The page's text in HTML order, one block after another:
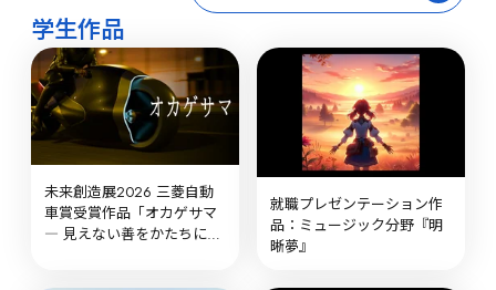
学生作品
未来創造展2026 三菱自動
車賞受賞作品「オカゲサマ
― 見えない善をかたちにす
就職プレゼンテーション作
品：ミュージック分野『明
晰夢』